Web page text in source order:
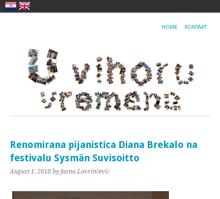
HOME KONTAKT
Renomirana pijanistica Diana Brekalo na
festivalu Sysmän Suvisoitto
August 1, 2018 by Jasna Lovrinčević